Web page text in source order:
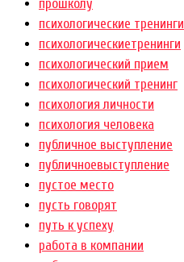
прошколу
психологические тренинги
психологическиетренинги
психологический прием
психологический тренинг
психология личности
психология человека
публичное выступление
публичноевыступление
пустое место
пусть говорят
путь к успеху
работа в компании